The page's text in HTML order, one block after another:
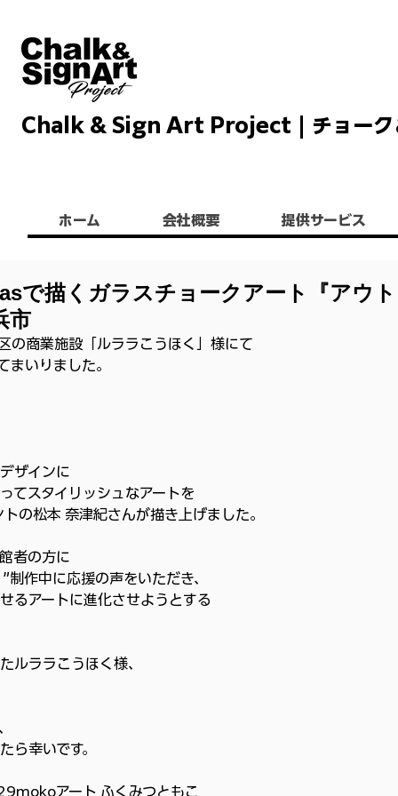
Chalk & Sign Art Project | チョーク＆
ホーム 会社概要 提供サービス
で描くガラスチョークアート『アウ
市
商業施設「ルララこうほく」様にて
まいりました。
ザインに
てスタイリッシュなアートを
の松本 奈津紀さんが描き上げました。
者の方に
作中に応援の声をいただき、
るアートに進化させようとする
ルララこうほく様、
ら幸いです。
アート ふくみつともこ